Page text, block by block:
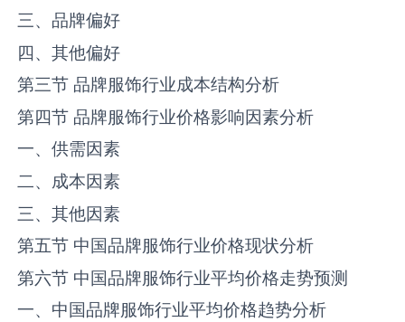
三、品牌偏好
四、其他偏好
第三节 品牌服饰行业成本结构分析
第四节 品牌服饰行业价格影响因素分析
一、供需因素
二、成本因素
三、其他因素
第五节 中国品牌服饰行业价格现状分析
第六节 中国品牌服饰行业平均价格走势预测
一、中国品牌服饰行业平均价格趋势分析